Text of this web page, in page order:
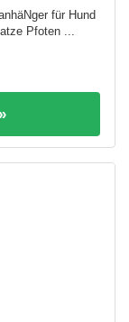
für Hund
Pfoten ...